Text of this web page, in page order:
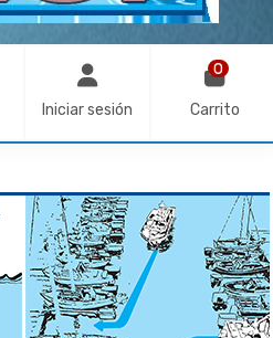
Iniciar sesión
0
Carrito